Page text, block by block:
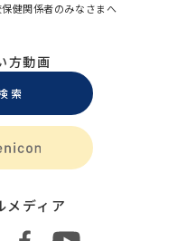
健関係者のみなさまへ
方動画
索
メディア